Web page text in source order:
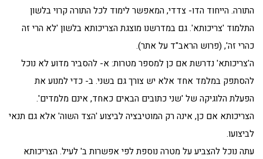
התורה. הייחוד הדו- צדדי, המאפשר לימוד לכל התורה קרוי בלשון
התלמוד 'צריכותא'. גם במדרשנו מוצגת הצריכותא בלשון 'לא הרי זה
כהרי זה', (פרוש הראב"ד על אתר).
ה'צריכותא' נדרשת אם כן למספר מטרות: א- להסביר מדוע לא נוכל
להסתפק במלמד אחד אלא יש צורך גם בשני. ב- כדי למנוע את
הפעלת הלוגיקה של 'שני כתובים הבאים כאחד, אינם מלמדים'.
הצריכותא אם כן, אינה רק המוטיבציה לביצוע 'הצד השוה' אלא גם תנאי
לביצועו.
עתה נוכל להצביע על מטרה נוספת לפי אפשרות ב' לעיל. הצריכותא